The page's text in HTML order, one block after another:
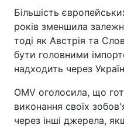
Більшість
років зменшила
тоді як Австрія та
бути головними
надходить через
OMV оголосила, що
виконання своїх
через інші джерела,